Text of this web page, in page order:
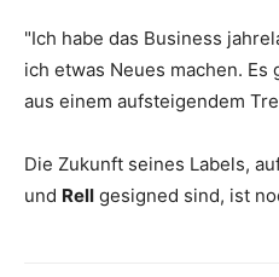
"Ich habe das Business
ich etwas Neues machen. Es
aus einem aufsteigendem
Die Zukunft seines Labels,
und Rell gesigned sind, ist